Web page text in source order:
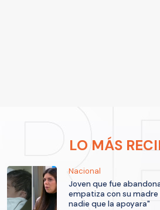
LO MÁS
Nacional
Joven que fue
empatiza con su madre
nadie que la apoyara"